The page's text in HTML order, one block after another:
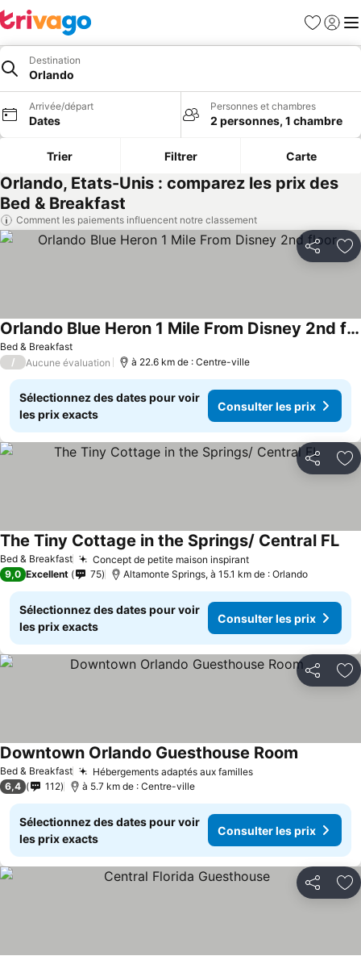
Favoris
Se
Destination
Orlando
Arrivée/départ
Dates
Personnes et chambres
2 personnes, 1 chambre
Trier Filtrer Carte
Orlando, Etats-Unis : comparez les prix des
Bed & Breakfast
Comment les paiements influencent notre classement
Partager
Bed & Breakfast
Orlando Blue Heron 1 Mile From Disney 2nd floor
/ Aucune évaluation à 22.6 km de : Centre-ville
Sélectionnez des dates pour voir
les prix exacts
Consulter les prix
Partager
Bed & Breakfast Concept de petite maison inspirant
The Tiny Cottage in the Springs/ Central FL
9,0 Excellent 75 Altamonte Springs, à 15.1 km de : Orlando
Sélectionnez des dates pour voir
les prix exacts
Consulter les prix
Partager
Bed & Breakfast Hébergements adaptés aux familles
Downtown Orlando Guesthouse Room
6,4 112 à 5.7 km de : Centre-ville
Sélectionnez des dates pour voir
les prix exacts
Consulter les prix
Partager